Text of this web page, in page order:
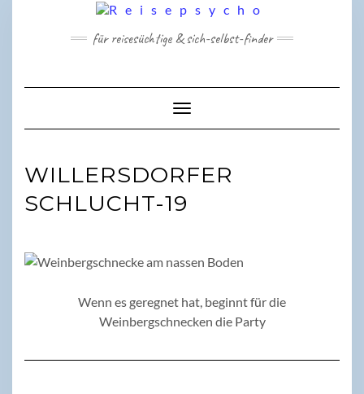
für reisesüchtige & sich-selbst-finder
Toggle Navigation
WILLERSDORFER
SCHLUCHT-19
Wenn es geregnet hat, beginnt für die
Weinbergschnecken die Party